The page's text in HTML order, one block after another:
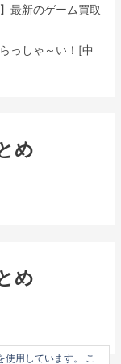
最新のゲーム買取
っしゃ～い！[中
め
め
用しています。 こ